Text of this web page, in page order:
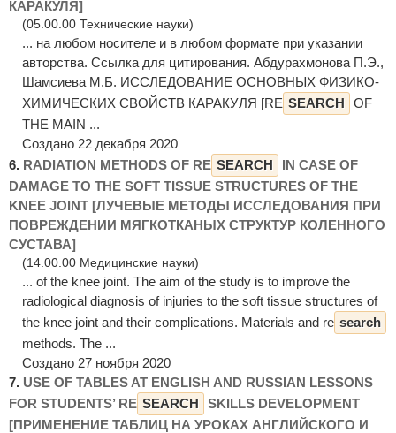
КАРАКУЛЯ]
(05.00.00 Технические науки)
... на любом носителе и в любом формате при указании
авторства. Ссылка для цитирования. Абдурахмонова П.Э.,
Шамсиева М.Б. ИССЛЕДОВАНИЕ ОСНОВНЫХ ФИЗИКО-
ХИМИЧЕСКИХ СВОЙСТВ КАРАКУЛЯ [RE SEARCH
OF
THE MAIN ...
Создано 22 декабря 2020
6. RADIATION METHODS OF RE SEARCH
IN CASE OF
DAMAGE TO THE SOFT TISSUE STRUCTURES OF THE
KNEE JOINT [ЛУЧЕВЫЕ МЕТОДЫ ИССЛЕДОВАНИЯ ПРИ
ПОВРЕЖДЕНИИ МЯГКОТКАНЫХ СТРУКТУР КОЛЕННОГО
СУСТАВА]
(14.00.00 Медицинские науки)
... of the knee joint. The aim of the study is to improve the
radiological diagnosis of injuries to the soft tissue structures of
the knee joint and their complications. Materials and re search
methods. The ...
Создано 27 ноября 2020
7. USE OF TABLES AT ENGLISH AND RUSSIAN LESSONS
FOR STUDENTS’ RE SEARCH
SKILLS DEVELOPMENT
[ПРИМЕНЕНИЕ ТАБЛИЦ НА УРОКАХ АНГЛИЙСКОГО И